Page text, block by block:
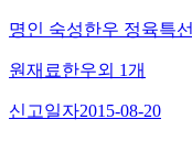
명인 숙성한우 정육특선
원재료한우외 1개
신고일자2015-08-20